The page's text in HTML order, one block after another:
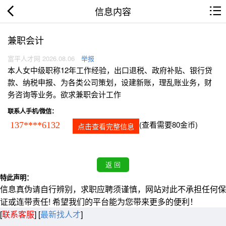
信息内容
兼职会计
富平人才网 2026.08.06 举报
本人女中级职称12年工作经验，出口退税、政府补贴、银行贷
款、纳税申报、为各类公司策划，设建新账，理乱账业务，财
务咨询等业务。欲求兼职会计工作
联系人手机/微信：
137****6132 点击查看完整信息 (查看需要80金币)
特此声明：
信息真伪请自行辨别，求职应聘须谨慎，网站对此不承担任何保
证或连带责任! 希望我们的平台能为您带来更多的便利！
[联系客服] [最新找人才]